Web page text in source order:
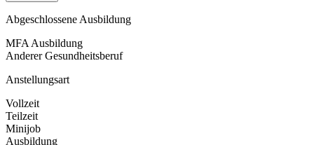
Abgeschlossene Ausbildung
MFA Ausbildung
Anderer Gesundheitsberuf
Anstellungsart
Vollzeit
Teilzeit
Minijob
Ausbildung